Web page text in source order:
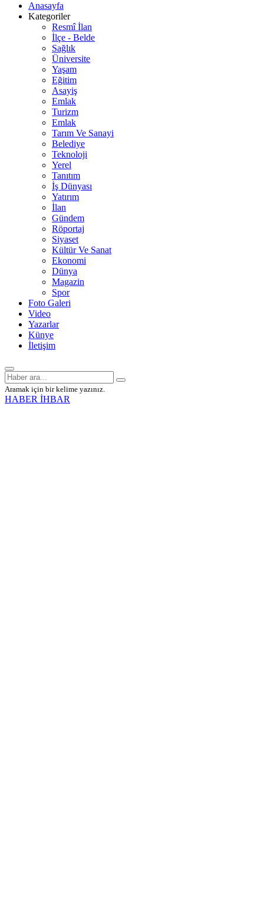
Anasayfa
Kategoriler
Resmî İlan
İlçe - Belde
Sağlık
Üniversite
Yaşam
Eğitim
Asayiş
Emlak
Turizm
Emlak
Tarım Ve Sanayi
Belediye
Teknoloji
Yerel
Tanıtım
İş Dünyası
Yatırım
İlan
Gündem
Röportaj
Siyaset
Kültür Ve Sanat
Ekonomi
Dünya
Magazin
Spor
Foto Galeri
Video
Yazarlar
Künye
İletişim
Aramak için bir kelime yazınız.
HABER İHBAR